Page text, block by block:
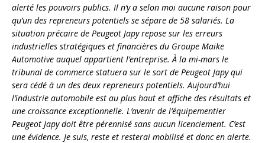
alerté les pouvoirs publics. Il n’y a selon moi aucune raison pour
qu’un des repreneurs potentiels se sépare de 58 salariés. La
situation précaire de Peugeot Japy repose sur les erreurs
industrielles stratégiques et financières du Groupe Maike
Automotive auquel appartient l’entreprise. À la mi-mars le
tribunal de commerce statuera sur le sort de Peugeot Japy qui
sera cédé à un des deux repreneurs potentiels. Aujourd’hui
l’industrie automobile est au plus haut et affiche des résultats et
une croissance exceptionnelle. L’avenir de l’équipementier
Peugeot Japy doit être pérennisé sans aucun licenciement. C’est
une évidence. Je suis, reste et resterai mobilisé et donc en alerte.